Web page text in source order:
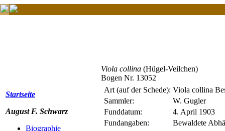
Startseite
August F. Schwarz
Biographie
Viola collina (Hügel-Veilchen)
Bogen Nr. 13052
Art (auf der Schede): Viola collina
Sammler:
W. Gugler
Funddatum:
4. April 1903
Fundangaben:
Bewaldete